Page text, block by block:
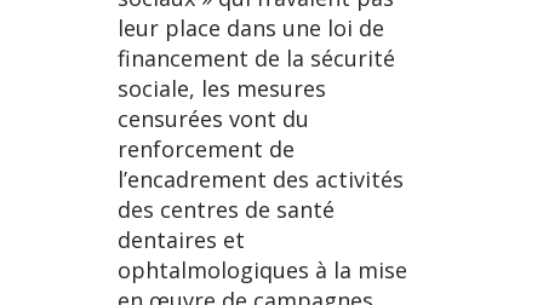
leur place dans une loi de
financement de la sécurité
sociale, les mesures
censurées vont du
renforcement de
l’encadrement des activités
des centres de santé
dentaires et
ophtalmologiques à la mise